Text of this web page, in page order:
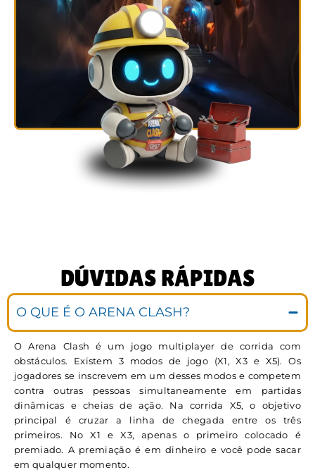
DÚVIDAS RÁPIDAS
O QUE É O ARENA CLASH?
O Arena Clash é um jogo multiplayer de corrida com
obstáculos. Existem 3 modos de jogo (X1, X3 e X5). Os
jogadores se inscrevem em um desses modos e competem
contra outras pessoas simultaneamente em partidas
dinâmicas e cheias de ação. Na corrida X5, o objetivo
principal é cruzar a linha de chegada entre os três
primeiros. No X1 e X3, apenas o primeiro colocado é
premiado. A premiação é em dinheiro e você pode sacar
em qualquer momento.